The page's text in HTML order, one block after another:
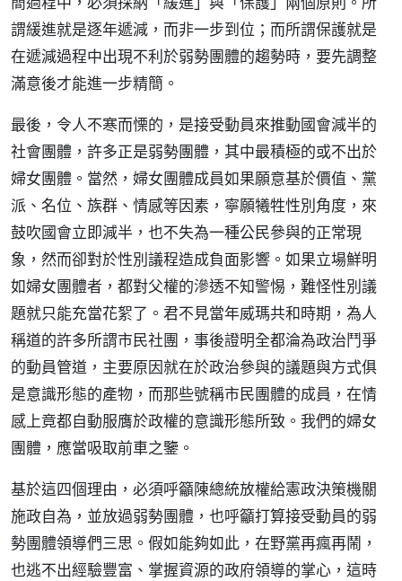
謂緩進就是逐年遞減，而非一步到位；而所謂保護就是
在遞減過程中出現不利於弱勢團體的趨勢時，要先調整
滿意後才能進一步精簡。
最後，令人不寒而慄的，是接受動員來推動國會減半的
社會團體，許多正是弱勢團體，其中最積極的或不出於
婦女團體。當然，婦女團體成員如果願意基於價值、黨
派、名位、族群、情感等因素，寧願犧牲性別角度，來
鼓吹國會立即減半，也不失為一種公民參與的正常現
象，然而卻對於性別議程造成負面影響。如果立場鮮明
如婦女團體者，都對父權的滲透不知警惕，難怪性別議
題就只能充當花絮了。君不見當年威瑪共和時期，為人
稱道的許多所謂市民社團，事後證明全都淪為政治鬥爭
的動員管道，主要原因就在於政治參與的議題與方式俱
是意識形態的產物，而那些號稱市民團體的成員，在情
感上竟都自動服膺於政權的意識形態所致。我們的婦女
團體，應當吸取前車之鑒。
基於這四個理由，必須呼籲陳總統放權給憲政決策機關
施政自為，並放過弱勢團體，也呼籲打算接受動員的弱
勢團體領導們三思。假如能夠如此，在野黨再瘋再鬧，
也逃不出經驗豐富、掌握資源的政府領導的掌心，這時